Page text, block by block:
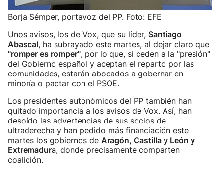
Borja Sémper, portavoz del PP. Foto: EFE
Unos avisos, los de Vox, que su líder, Santiago
Abascal, ha subrayado este martes, al dejar claro que
"romper es romper", por lo que, si ceden a la "presión"
del Gobierno español y aceptan el reparto por las
comunidades, estarán abocados a gobernar en
minoría o pactar con el PSOE.
Los presidentes autonómicos del PP también han
quitado importancia a los avisos de Vox. Así, han
desoído las advertencias de sus socios de
ultraderecha y han pedido más financiación este
martes los gobiernos de Aragón, Castilla y León y
Extremadura, donde precisamente comparten
coalición.